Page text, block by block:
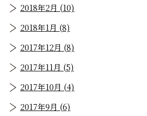
2018年2月 (10)
2018年1月 (8)
2017年12月 (8)
2017年11月 (5)
2017年10月 (4)
2017年9月 (6)